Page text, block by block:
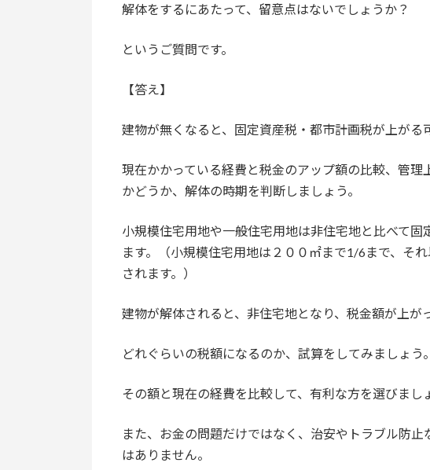
解体をするにあたって、留意点はないでしょうか？
というご質問です。
【答え】
建物が無くなると、固定資産税・都市計画税が上がる
現在かかっている経費と税金のアップ額の比較、管理
かどうか、解体の時期を判断しましょう。
小規模住宅用地や一般住宅用地は非住宅地と比べて
ます。（小規模住宅用地は２００㎡まで1/6まで、そ
されます。）
建物が解体されると、非住宅地となり、税金額が上が
どれぐらいの税額になるのか、試算をしてみましょう。
その額と現在の経費を比較して、有利な方を選びまし
また、お金の問題だけではなく、治安やトラブル防
はありません。